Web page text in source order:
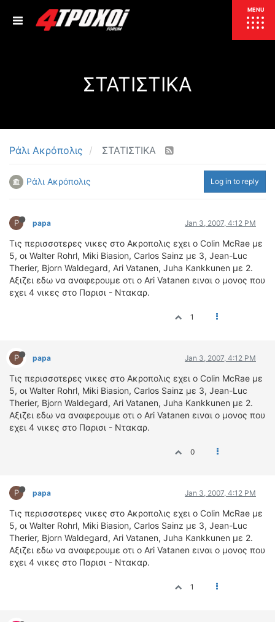
ΣΤΑΤΙΣΤΙΚΑ
Ράλι Ακρόπολις ΣΤΑΤΙΣΤΙΚΑ
Ράλι Ακρόπολις Log in to reply
P papa Jan 3, 2007, 4:12 PM
Τις περισσοτερες νικες στο Ακροπολις εχει ο Colin McRae με
5, οι Walter Rohrl, Miki Biasion, Carlos Sainz με 3, Jean-Luc
Therier, Bjorn Waldegard, Ari Vatanen, Juha Kankkunen με 2.
Αξιζει εδω να αναφερουμε οτι ο Ari Vatanen ειναι ο μονος που
εχει 4 νικες στο Παρισι - Ντακαρ.
1
P papa Jan 3, 2007, 4:12 PM
Τις περισσοτερες νικες στο Ακροπολις εχει ο Colin McRae με
5, οι Walter Rohrl, Miki Biasion, Carlos Sainz με 3, Jean-Luc
Therier, Bjorn Waldegard, Ari Vatanen, Juha Kankkunen με 2.
Αξιζει εδω να αναφερουμε οτι ο Ari Vatanen ειναι ο μονος που
εχει 4 νικες στο Παρισι - Ντακαρ.
0
P papa Jan 3, 2007, 4:12 PM
Τις περισσοτερες νικες στο Ακροπολις εχει ο Colin McRae με
5, οι Walter Rohrl, Miki Biasion, Carlos Sainz με 3, Jean-Luc
Therier, Bjorn Waldegard, Ari Vatanen, Juha Kankkunen με 2.
Αξιζει εδω να αναφερουμε οτι ο Ari Vatanen ειναι ο μονος που
εχει 4 νικες στο Παρισι - Ντακαρ.
1
TEST
ΣΥΓΚΡΙΤΙΚΕΣ ΔΟΚΙΜΕΣ
ΑΓΩΝΙΣΤΙΚΕΣ ΓΝΩΡΙΜΙΕΣ
ΔΟΚΙΜΕΣ ΕΛΑΣΤΙΚΩΝ
ΕΙΔΙΚΕΣ ΔΙΑΔΡΟΜΕΣ
ΟΔΟΙΠΟΡΙΚΑ
ΑΓΩΝΕΣ
ΤΕΧΝΟΛΟΓΙΑ
ΕΙΔΗΣΕΙΣ – ΠΑΡΟΥΣΙΑΣΕΙΣ
ΛΕΞΙΚΟ
ΕΙΔΗΣΕΙΣ
ΑΓΩΝΕΣ
FORMULA 1
WRC
ΔΙΕΘΝΕΙΣ ΑΓΩΝΕΣ